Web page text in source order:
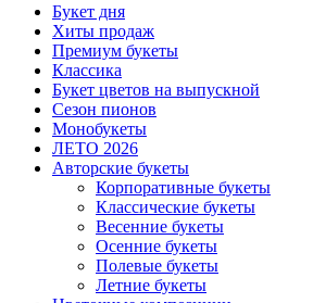
Букет дня
Хиты продаж
Премиум букеты
Классика
Букет цветов на выпускной
Сезон пионов
Монобукеты
ЛЕТО 2026
Авторские букеты
Корпоративные букеты
Классические букеты
Весенние букеты
Осенние букеты
Полевые букеты
Летние букеты